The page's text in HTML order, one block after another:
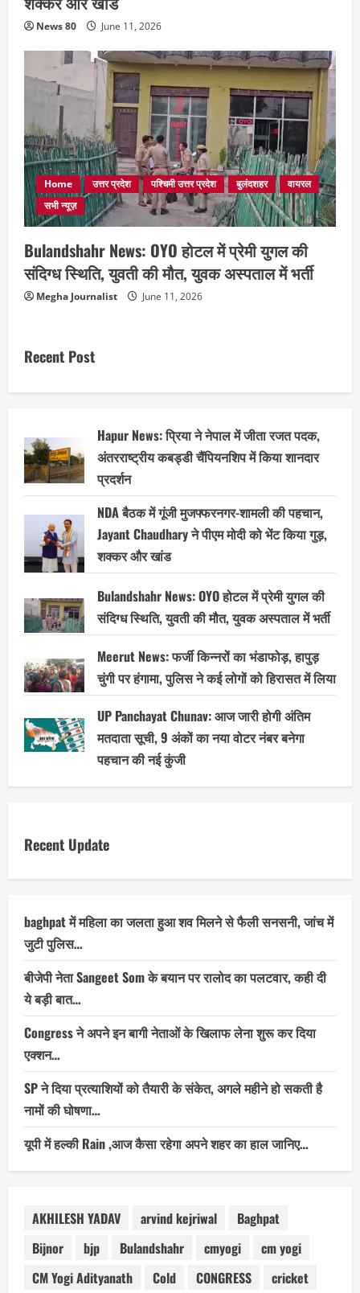
News 80 June 11, 2026
Home उत्तर प्रदेश पश्चिमी उत्तर प्रदेश बुलंदशहर
वायरल
सभी न्यूज़
Bulandshahr News: OYO होटल में प्रेमी युगल की
संदिग्ध स्थिति, युवती की मौत, युवक अस्पताल में भर्ती
Megha Journalist June 11, 2026
Recent Post
Hapur News: प्रिया ने नेपाल में जीता रजत पदक,
अंतरराष्ट्रीय कबड्डी चैंपियनशिप में किया शानदार
प्रदर्शन
NDA बैठक में गूंजी मुजफ्फरनगर-शामली की पहचान,
Jayant Chaudhary ने पीएम मोदी को भेंट किया गुड़,
शक्कर और खांड
Bulandshahr News: OYO होटल में प्रेमी युगल की
संदिग्ध स्थिति, युवती की मौत, युवक अस्पताल में भर्ती
Meerut News: फर्जी किन्नरों का भंडाफोड़, हापुड़
चुंगी पर हंगामा, पुलिस ने कई लोगों को हिरासत में लिया
UP Panchayat Chunav: आज जारी होगी अंतिम
मतदाता सूची, 9 अंकों का नया वोटर नंबर बनेगा
पहचान की नई कुंजी
Recent Update
baghpat में महिला का जलता हुआ शव मिलने से फैली सनसनी, जांच में
जुटी पुलिस…
बीजेपी नेता Sangeet Som के बयान पर रालोद का पलटवार, कही दी
ये बड़ी बात…
Congress ने अपने इन बागी नेताओं के खिलाफ लेना शुरू कर दिया
एक्शन…
SP ने दिया प्रत्याशियों को तैयारी के संकेत, अगले महीने हो सकती है
नामों की घोषणा…
यूपी में हल्की Rain ,आज कैसा रहेगा अपने शहर का हाल जानिए…
AKHILESH YADAV arvind kejriwal
Baghpat
Bijnor
bjp Bulandshahr cmyogi
cm yogi
CM Yogi Adityanath
Cold CONGRESS
cricket